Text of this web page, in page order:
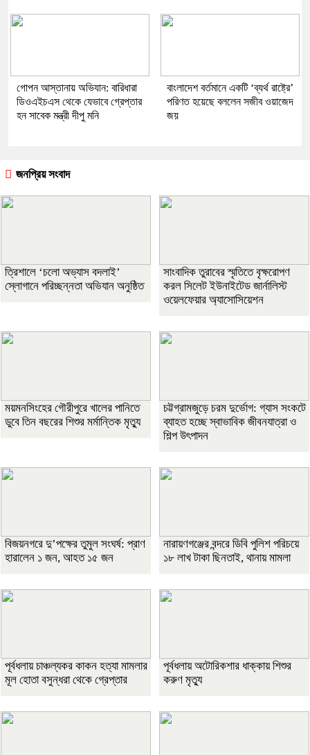
গোপন আস্তানায় অভিযান: বারিধারা
ডিওএইচএস থেকে যেভাবে গ্রেপ্তার
হন সাবেক মন্ত্রী দীপু মনি
বাংলাদেশ বর্তমানে একটি ‘ব্যর্থ রাষ্ট্রে’
পরিণত হয়েছে বললেন সজীব ওয়াজেদ
জয়
জনপ্রিয় সংবাদ
‎ত্রিশালে ‘চলো অভ্যাস বদলাই’
স্লোগানে পরিচ্ছন্নতা অভিযান অনুষ্ঠিত
সাংবাদিক তুরাবের স্মৃতিতে বৃক্ষরোপণ
করল সিলেট ইউনাইটেড জার্নালিস্ট
ওয়েলফেয়ার অ্যাসোসিয়েশন
ময়মনসিংহের গৌরীপুরে খালের পানিতে
ডুবে তিন বছরের শিশুর মর্মান্তিক মৃত্যু
চট্টগ্রামজুড়ে চরম দুর্ভোগ: গ্যাস সংকটে
ব্যাহত হচ্ছে স্বাভাবিক জীবনযাত্রা ও
শিল্প উৎপাদন
বিজয়নগরে দু’পক্ষের তুমুল সংঘর্ষ: প্রাণ
হারালেন ১ জন, আহত ১৫ জন
নারায়ণগঞ্জের বন্দরে ডিবি পুলিশ পরিচয়ে
১৮ লাখ টাকা ছিনতাই, থানায় মামলা
পূর্বধলায় চাঞ্চল্যকর কাকন হত্যা মামলার
মূল হোতা বসুন্ধরা থেকে গ্রেপ্তার
পূর্বধলায় অটোরিকশার ধাক্কায় শিশুর
করুণ মৃত্যু